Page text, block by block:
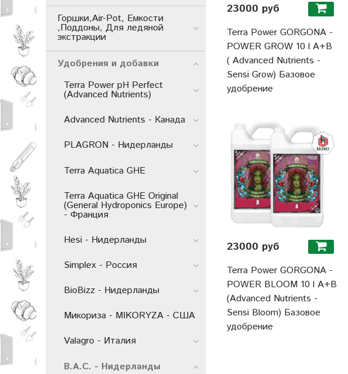
23000 руб
Terra Power GORGONA -
POWER GROW 10 l A+B
( Advanced Nutrients -
Sensi Grow) Базовое
удобрение
23000 руб
Terra Power GORGONA -
POWER BLOOM 10 l A+B
(Advanced Nutrients -
Sensi Bloom) Базовое
удобрение
Горшки,Air-Pot, Емкости
,Поддоны, Для ледяной
экстракции
Удобрения и добавки
Terra Power pH Perfect
(Advanced Nutrients)
Advanced Nutrients - Канада
PLAGRON - Нидерланды
Terra Aquatica GHE
Terra Aquatica GHE Original
(General Hydroponics Europe)
- Франция
Hesi - Нидерланды
Simplex - Россия
BioBizz - Нидерланды
Микориза - MIKORYZA - США
Valagro - Италия
B.A.C. - Нидерланды